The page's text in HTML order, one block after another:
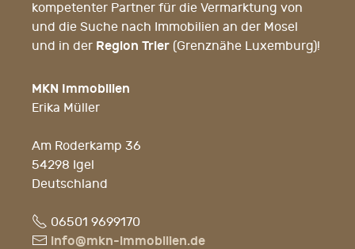
kompetenter Partner für die Vermarktung von
und die Suche nach Immobilien an der Mosel
und in der Region Trier (Grenznähe Luxemburg)!
MKN Immobilien
Erika Müller
Am Roderkamp 36
54298 Igel
Deutschland
Fon06501 9699170
E- info@mkn-immobilien.de